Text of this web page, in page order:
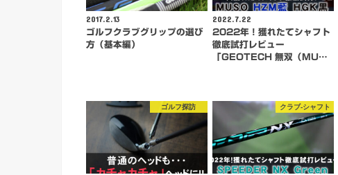
2017.2.13
ゴルフクラブグリップの選び
方（基本編）
2022.7.22
2022年！獲れたてシャフト
徹底試打レビュー
「GEOTECH 無双（MU…
ゴルフ探訪 クラブ-シャフト